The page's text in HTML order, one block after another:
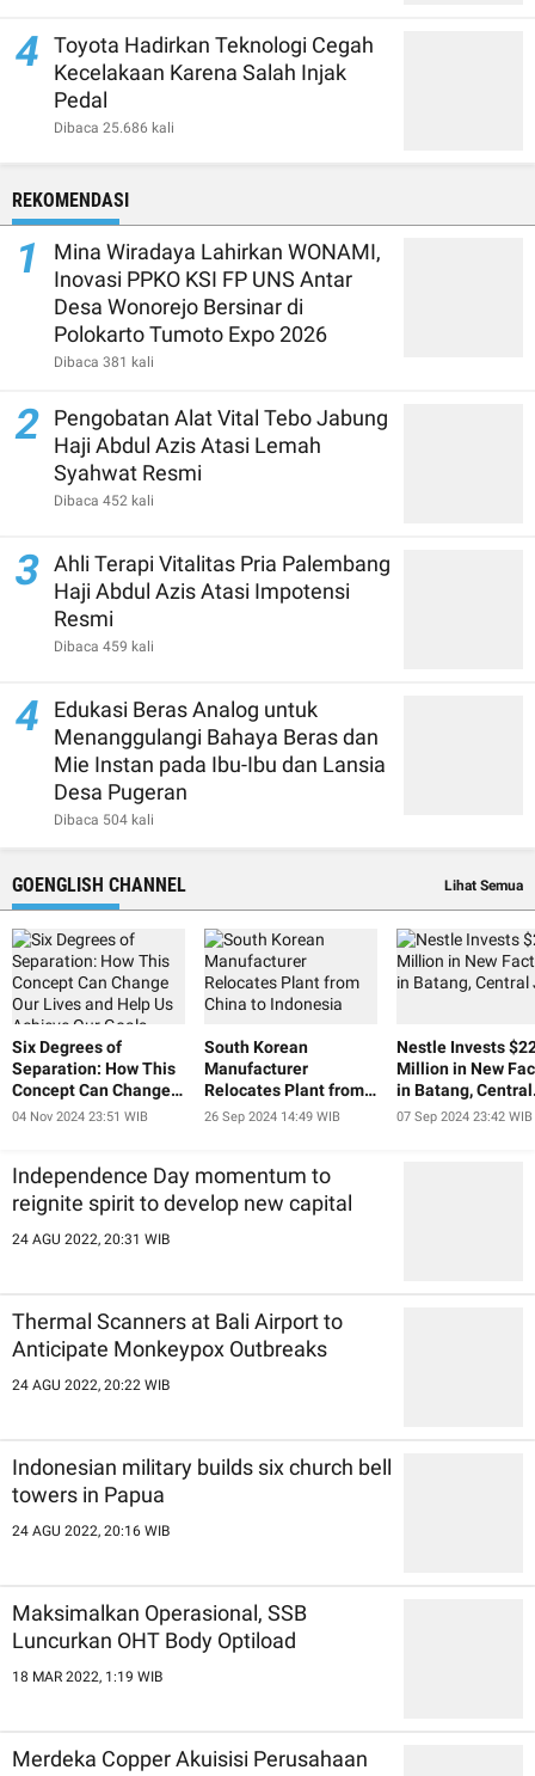
4
Toyota Hadirkan Teknologi Cegah
Kecelakaan Karena Salah Injak
Pedal
Dibaca 25.686 kali
REKOMENDASI
1
Mina Wiradaya Lahirkan WONAMI,
Inovasi PPKO KSI FP UNS Antar
Desa Wonorejo Bersinar di
Polokarto Tumoto Expo 2026
Dibaca 381 kali
2
Pengobatan Alat Vital Tebo Jabung
Haji Abdul Azis Atasi Lemah
Syahwat Resmi
Dibaca 452 kali
3 Ahli Terapi Vitalitas Pria Palembang
Haji Abdul Azis Atasi Impotensi
Resmi
Dibaca 459 kali
4
Edukasi Beras Analog untuk
Menanggulangi Bahaya Beras dan
Mie Instan pada Ibu-Ibu dan Lansia
Desa Pugeran
Dibaca 504 kali
GOENGLISH CHANNEL Lihat Semua
Six Degrees of
Separation: How This
Concept Can Change
Our Lives and Help Us
04 Nov 2024 23:51 WIB
South Korean
Manufacturer
Relocates Plant from
China to Indonesia
26 Sep 2024 14:49 WIB
Nestle Invests
Million in New
in Batang, Central
Java
07 Sep 2024 23:42 WIB
Independence Day momentum to
reignite spirit to develop new capital
24 AGU 2022, 20:31 WIB
Thermal Scanners at Bali Airport to
Anticipate Monkeypox Outbreaks
24 AGU 2022, 20:22 WIB
Indonesian military builds six church bell
towers in Papua
24 AGU 2022, 20:16 WIB
Maksimalkan Operasional, SSB
Luncurkan OHT Body Optiload
18 MAR 2022, 1:19 WIB
Merdeka Copper Akuisisi Perusahaan